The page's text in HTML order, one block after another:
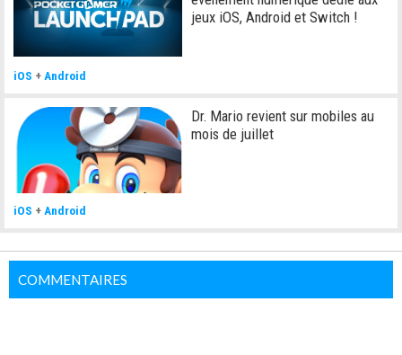
jeux iOS, Android et Switch !
iOS + Android
Dr. Mario revient sur mobiles au
mois de juillet
iOS + Android
COMMENTAIRES